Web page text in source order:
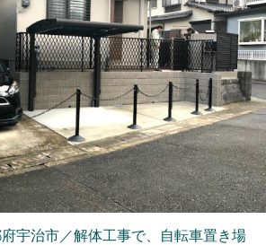
府宇治市／解体工事で、自転車置き場